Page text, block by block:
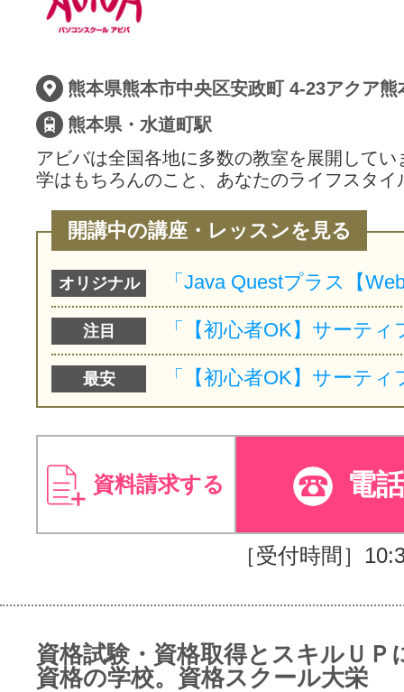
熊本県・水道町駅
アビバは全国各地に多数の教室を展開してい
学はもちろんのこと、あなたのライフスタ
開講中の講座・レッスンを見る
オリジナル
注目
最安
資料請求する 電
［受付時間］
資格試験・資格取得とスキルＵＰ
資格の学校。資格スクール大栄